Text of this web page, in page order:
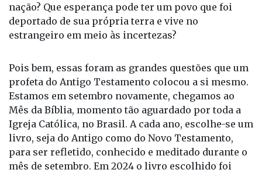
nação? Que esperança pode ter um povo que foi
deportado de sua própria terra e vive no
estrangeiro em meio às incertezas?
Pois bem, essas foram as grandes questões que um
profeta do Antigo Testamento colocou a si mesmo.
Estamos em setembro novamente, chegamos ao
Mês da Bíblia, momento tão aguardado por toda a
Igreja Católica, no Brasil. A cada ano, escolhe-se um
livro, seja do Antigo como do Novo Testamento,
para ser refletido, conhecido e meditado durante o
mês de setembro. Em 2024 o livro escolhido foi